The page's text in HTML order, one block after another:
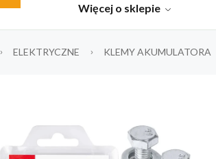
Więcej o sklepie
ELEKTRYCZNE KLEMY AKUMULATORA